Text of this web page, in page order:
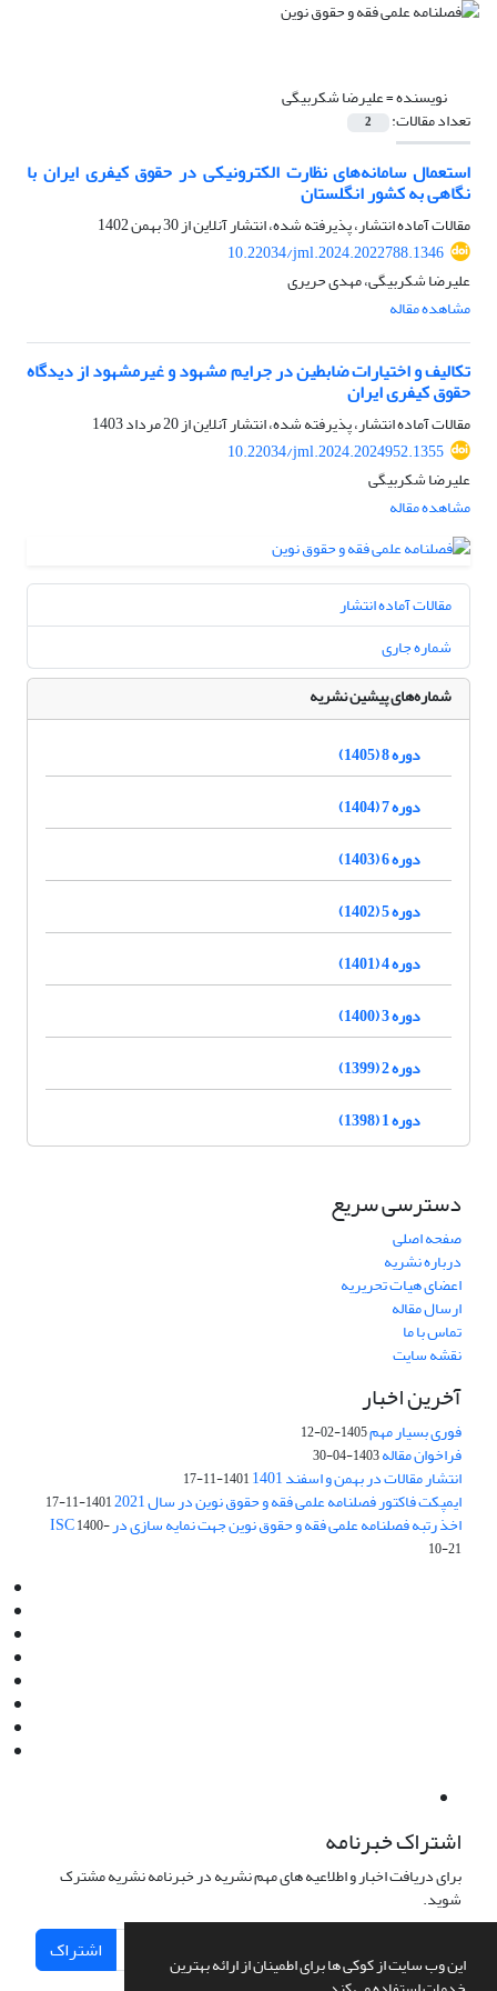
این وب سایت از کوکی ها برای اطمینان از ارائه بهترین
نویسنده =علیرضا شکربیگی
تعداد مقالات: 2
استعمال سامانه‌های نظارت الکترونیکی در حقوق کیفری ایران با
نگاهی به کشور انگلستان
مقالات آماده انتشار، پذیرفته شده، انتشار آنلاین از30 بهمن 1402
10.22034/jml.2024.2022788.1346
علیرضا شکربیگی، مهدی حریری
مشاهده مقاله
تکالیف و اختیارات ضابطین در جرایم مشهود و غیرمشهود از دیدگاه
حقوق کیفری ایران
مقالات آماده انتشار، پذیرفته شده، انتشار آنلاین از20 مرداد 1403
10.22034/jml.2024.2024952.1355
علیرضا شکربیگی
مشاهده مقاله
مقالات آماده انتشار
شماره جاری
شماره‌های پیشین نشریه
دوره 8 (1405)
دوره 7 (1404)
دوره 6 (1403)
دوره 5 (1402)
دوره 4 (1401)
دوره 3 (1400)
دوره 2 (1399)
دوره 1 (1398)
دسترسی سریع
صفحه اصلی
درباره نشریه
اعضای هیات تحریریه
ارسال مقاله
تماس با ما
نقشه سایت
آخرین اخبار
فوری بسیار مهم1405-02-12
فراخوان مقاله1403-04-30
انتشار مقالات در بهمن و اسفند 1401 1401-11-17
ایمپکت فاکتور فصلنامه علمی فقه و حقوق نوین در سال 2021 1401-11-17
اخذ رتبه فصلنامه علمی فقه و حقوق نوین جهت نمایه سازی در ISC1400-
10-21
اشتراک خبرنامه
برای دریافت اخبار و اطلاعیه های مهم نشریه در خبرنامه نشریه مشترک
شوید.
اشتراک